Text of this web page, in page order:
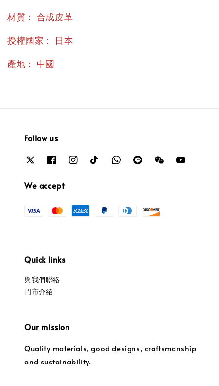
材質 ： 合成皮革
授權國家 ： 日本
產地 ： 中國
Follow us
We accept
Quick links
與我們聯絡
門市介紹
Our mission
Quality materials, good designs, craftsmanship
and sustainability.